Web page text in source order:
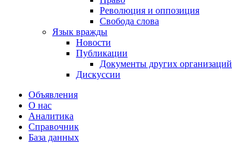
Революция и оппозиция
Свобода слова
Язык вражды
Новости
Публикации
Документы других организаций
Дискуссии
Объявления
О нас
Аналитика
Справочник
База данных